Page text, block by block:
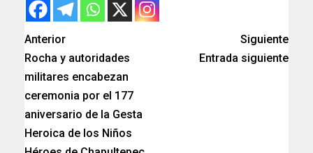
Anterior
Rocha y autoridades
militares encabezan
ceremonia por el 177
aniversario de la Gesta
Heroica de los Niños
Siguiente
Entrada siguiente